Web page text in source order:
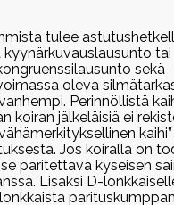
harrastecorgit
cardiganit
pembroket
harrastecorgit
2019
2017
2016
tulee
tai
sekä
oleva
Perinnöllistä
koiran jälkeläisiä ei
Jos koiralla on
paritettava kyseisen
Lisäksi D-